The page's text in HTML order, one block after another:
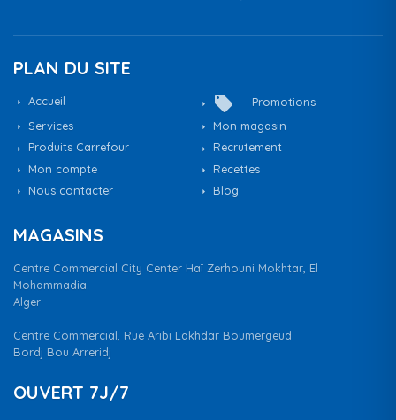
PLAN DU SITE
Accueil local_offer
Promotions
Services
Mon magasin
Produits Carrefour
Recrutement
Mon compte
Recettes
Nous contacter
Blog
MAGASINS
Centre Commercial City Center Haï Zerhouni Mokhtar, El
Mohammadia.
Alger
Centre Commercial, Rue Aribi Lakhdar Boumergeud
Bordj Bou Arreridj
OUVERT 7J/7